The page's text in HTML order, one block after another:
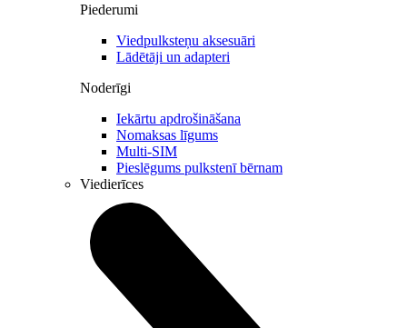
Piederumi
Viedpulksteņu aksesuāri
Lādētāji un adapteri
Noderīgi
Iekārtu apdrošināšana
Nomaksas līgums
Multi-SIM
Pieslēgums pulkstenī bērnam
Viedierīces